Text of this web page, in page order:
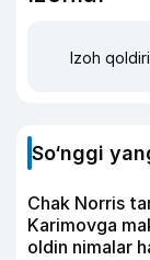
Izoh
So‘nggi
Chak Norris
Karimovga
oldin nimalar